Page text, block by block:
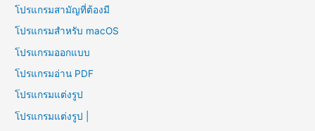
โปรแกรมสามัญที่ต้องมี
โปรแกรมสำหรับ macOS
โปรแกรมออกแบบ
โปรแกรมอ่าน PDF
โปรแกรมแต่งรูป
โปรแกรมแต่งรูป |